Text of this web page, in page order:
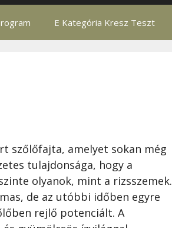
E Kategória Kresz Teszt
szőlőfajta, amelyet sokan még
tulajdonsága, hogy a
olyanok, mint a rizsszemek.
de az utóbbi időben egyre
rejlő potenciált. A